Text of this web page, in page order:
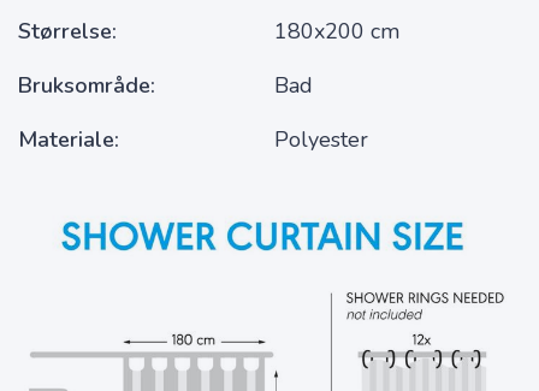
Størrelse
180x200 cm
Bruksområde
Bad
Materiale
Polyester